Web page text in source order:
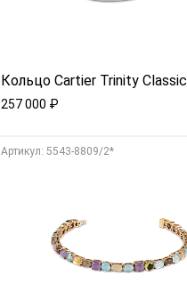
Кольцо Cartier Trinity Classic
257 000 ₽
Aртикул: 5543-8809/2*